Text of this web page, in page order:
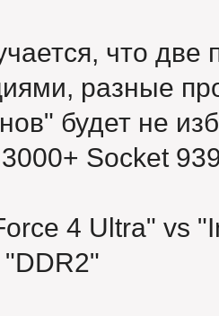
что
разные
будет не
Socket
4 Ultra" vs